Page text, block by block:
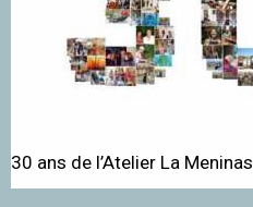
30 ans de l’Atelier La Meninas